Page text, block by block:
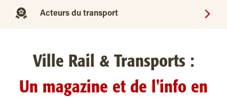
Acteurs du transport
Ville Rail & Transports :
Un magazine et de l'info en